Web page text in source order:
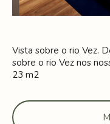
Vista sobre o rio Vez.
sobre o rio Vez nos
23 m2